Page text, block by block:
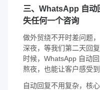
三、WhatsApp 自动
失任何一个咨询
做外贸绕不开时差问题
深夜，等我们第二天回
时候，WhatsApp 自动
熬夜，也能让客户感受到
自动回复不用复杂，核